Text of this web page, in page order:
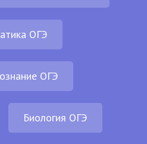
ОГЭ
ОГЭ
Биология ОГЭ